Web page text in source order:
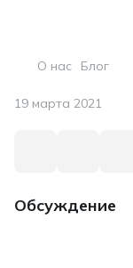
О нас Блог
19 марта 2021
Обсуждение